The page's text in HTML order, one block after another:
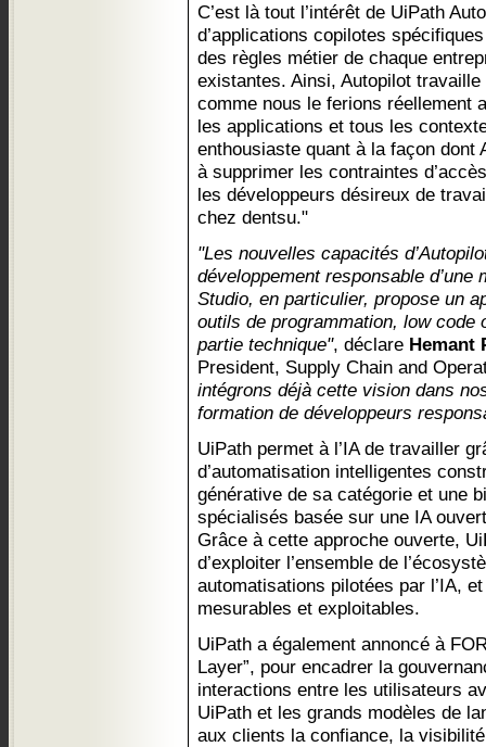
C’est là tout l’intérêt de UiPath
d’applications copilotes
des règles métier de chaque
existantes. Ainsi, Autopilot
comme nous le ferions réellement
les applications et tous les
enthousiaste quant à la façon dont
à supprimer les contraintes
les développeurs désireux de
chez dentsu."
"Les nouvelles capacités
développement responsable d’une
Studio, en particulier, propose un
outils de programmation, low code
partie technique", déclare Hemant
President, Supply Chain and
intégrons déjà cette vision dans
formation de développeurs
UiPath permet à l’IA de travailler
d’automatisation intelligentes
générative de sa catégorie et une
spécialisés basée sur une IA
Grâce à cette approche ouverte,
d’exploiter l’ensemble de
automatisations pilotées par l’IA,
mesurables et exploitables.
UiPath a également annoncé à
Layer”, pour encadrer la
interactions entre les utilisateurs
UiPath et les grands modèles de
aux clients la confiance, la